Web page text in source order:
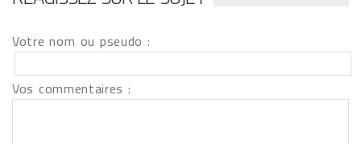
Votre nom ou pseudo :
Vos commentaires :